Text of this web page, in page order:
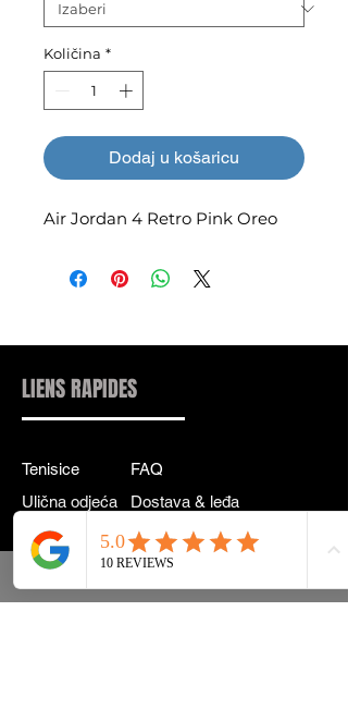
Količina *
Dodaj u košaricu
Air Jordan 4 Retro Pink Oreo
LIENS RAPIDES
Tenisice
Ulična odjeća
Pribor
Instagram
FAQ
Dostava & leđa
Politika privatnosti
Uvjeti & Pojmovi